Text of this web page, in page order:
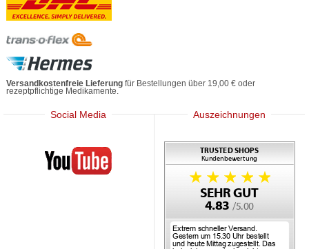
Versandkostenfreie Lieferung für Bestellungen über 19,00 € oder
rezeptpflichtige Medikamente.
Social Media
Mediherz
Auszeichnungen